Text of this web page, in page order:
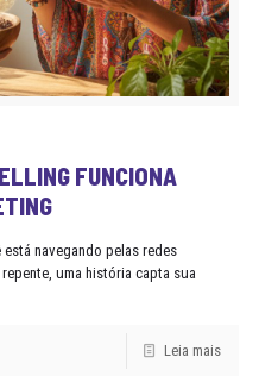
FUNCIONA
navegando pelas redes
uma história capta sua
Leia mais